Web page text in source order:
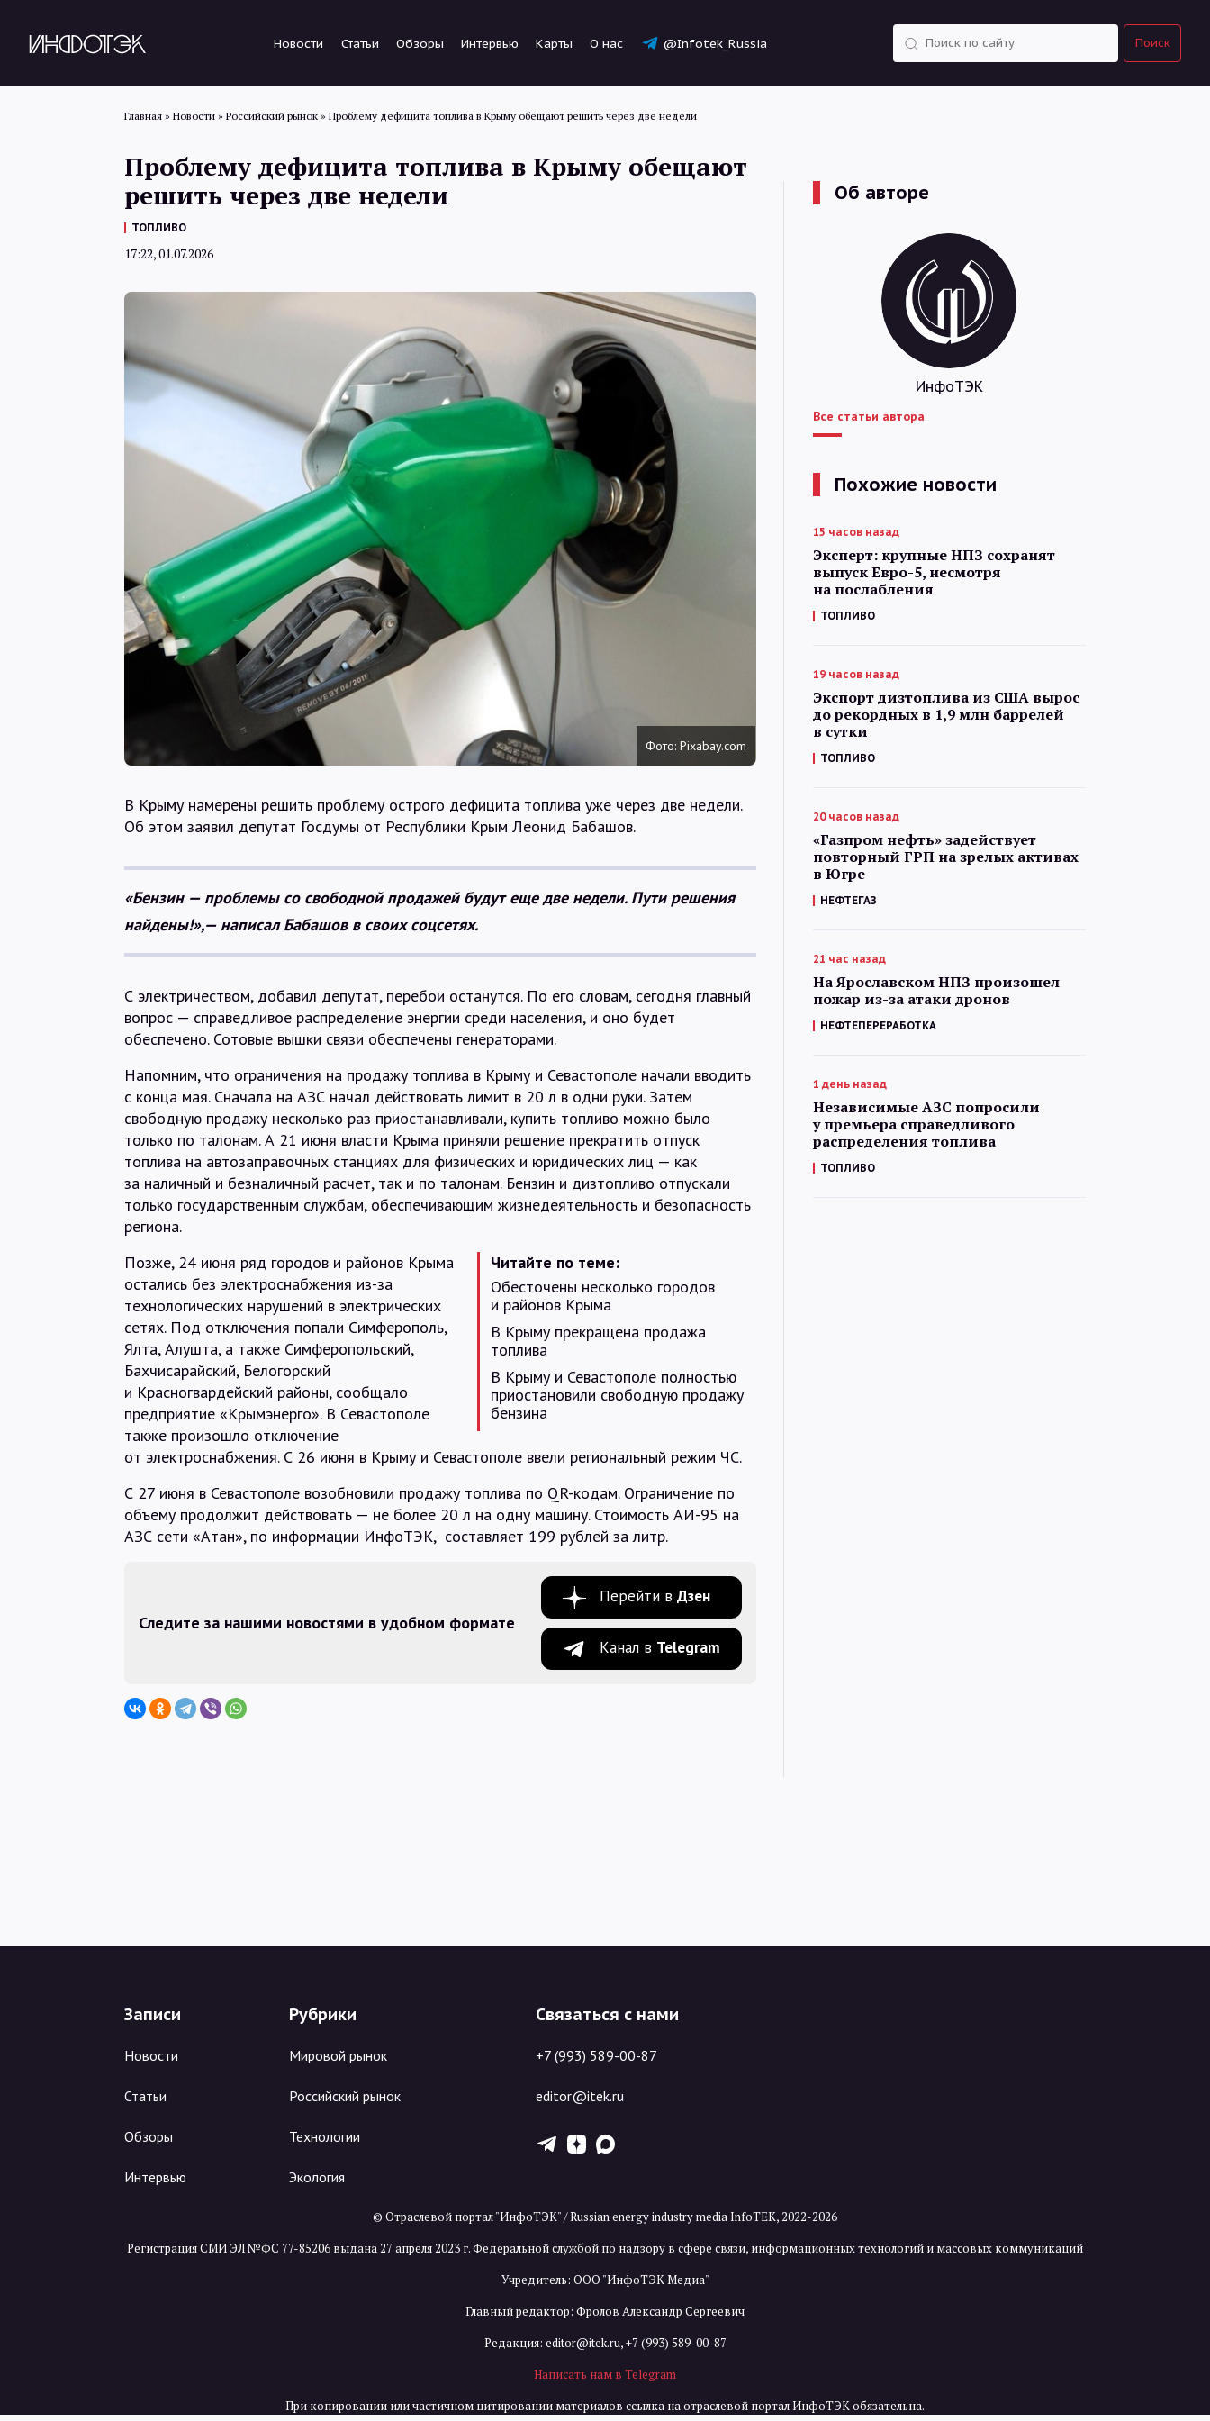
Новости Статьи Обзоры Интервью Карты О нас @Infotek_Russia Поиск
Статьи
Обзоры
Интервью
Карты
О нас
@Infotek_Russia
Главная » Новости » Российский рынок » Проблему дефицита топлива в Крыму обещают решить через две недели
Проблему дефицита топлива в Крыму обещают
решить через две недели
ТОПЛИВО
17:22, 01.07.2026
Фото: Pixabay.com
В Крыму намерены решить проблему острого дефицита топлива уже через две недели.
Об этом заявил депутат Госдумы от Республики Крым Леонид Бабашов.
«Бензин — проблемы со свободной продажей будут еще две недели. Пути решения
найдены!»,— написал Бабашов в своих соцсетях.
С электричеством, добавил депутат, перебои останутся. По его словам, сегодня главный
вопрос — справедливое распределение энергии среди населения, и оно будет
обеспечено. Сотовые вышки связи обеспечены генераторами.
Напомним, что ограничения на продажу топлива в Крыму и Севастополе начали вводить
с конца мая. Сначала на АЗС начал действовать лимит в 20 л в одни руки. Затем
свободную продажу несколько раз приостанавливали, купить топливо можно было
только по талонам. А 21 июня власти Крыма приняли решение прекратить отпуск
топлива на автозаправочных станциях для физических и юридических лиц — как
за наличный и безналичный расчет, так и по талонам. Бензин и дизтопливо отпускали
только государственным службам, обеспечивающим жизнедеятельность и безопасность
региона.
Читайте по теме:
Обесточены несколько городов
и районов Крыма
В Крыму прекращена продажа
топлива
В Крыму и Севастополе полностью
приостановили свободную продажу
бензина
Позже, 24 июня ряд городов и районов Крыма
остались без электроснабжения из-за
технологических нарушений в электрических
сетях. Под отключения попали Симферополь,
Ялта, Алушта, а также Симферопольский,
Бахчисарайский, Белогорский
и Красногвардейский районы, сообщало
предприятие «Крымэнерго». В Севастополе
также произошло отключение
от электроснабжения. С 26 июня в Крыму и Севастополе ввели региональный режим ЧС.
С 27 июня в Севастополе возобновили продажу топлива по QR-кодам. Ограничение по
объему продолжит действовать — не более 20 л на одну машину. Стоимость АИ-95 на
АЗС сети «Атан», по информации ИнфоТЭК, составляет 199 рублей за литр.
Следите за нашими новостями в удобном формате
Перейти в Дзен
Канал в Telegram
Об авторе
ИнфоТЭК
Все статьи автора
Похожие новости
15 часов назад
Эксперт: крупные НПЗ сохранят
выпуск Евро-5, несмотря
на послабления
ТОПЛИВО
19 часов назад
Экспорт дизтоплива из США вырос
до рекордных в 1,9 млн баррелей
в сутки
ТОПЛИВО
20 часов назад
«Газпром нефть» задействует
повторный ГРП на зрелых активах
в Югре
НЕФТЕГАЗ
21 час назад
На Ярославском НПЗ произошел
пожар из-за атаки дронов
НЕФТЕПЕРЕРАБОТКА
1 день назад
Независимые АЗС попросили
у премьера справедливого
распределения топлива
ТОПЛИВО
Записи
Новости
Статьи
Обзоры
Интервью
Рубрики
Мировой рынок
Российский рынок
Технологии
Экология
Связаться с нами
+7 (993) 589-00-87
editor@itek.ru
T Z X
© Отраслевой портал "ИнфоТЭК" / Russian energy industry media InfoTEK, 2022-2026
Регистрация СМИ ЭЛ №ФС 77-85206 выдана 27 апреля 2023 г. Федеральной службой по надзору в сфере связи, информационных технологий и массовых коммуникаций
Учредитель: ООО "ИнфоТЭК Медиа"
Главный редактор: Фролов Александр Сергеевич
Редакция: editor@itek.ru,+7 (993) 589-00-87
Написать нам в Telegram
При копировании или частичном цитировании материалов ссылка на отраслевой портал ИнфоТЭК обязательна.